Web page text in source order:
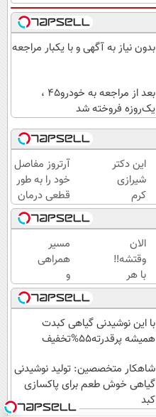
بدون نیاز به آگهی و با یکبار مراجعه
بعد از مراجعه به خودرو45 ،
یک‌روزه فروخته شد
این دکتر
شیرازی
کرم
ترمیم
زخم
ایرانی را
ساخت!!!
آرتروز مفاصل
خود را به طور
قطعی درمان
کنید!
◗پرسش‌نامه◖
الان
وقتشه‼️
با هر
وضعیت
بانک
مو،
موی
بکار!
مسیر
همراهی
و
گزارش
عملکرد
گروه
اسنپ
۱۴۰۴
با این نوشیدنی گیاهی کبدت
همیشه پرقدرته55%تخفیف
شاهکار متخصصین: تولید نوشیدنی
گیاهی خوش طعم برای پاکسازی
کبد